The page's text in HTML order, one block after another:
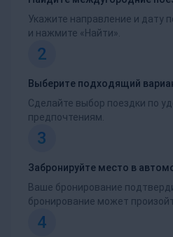
Укажите направление и дату
и нажмите «Найти».
2
Выберите подходящий
Сделайте выбор поездки по
предпочтениям.
3
Забронируйте место в
Ваше бронирование
бронирование может
4